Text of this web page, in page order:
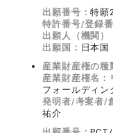
出願番号：特願
特許番号/登録
出願人（機関）
出願国： 日本国
産業財産権の種
産業財産権名：
フォールディン
発明者/考案者/
祐介